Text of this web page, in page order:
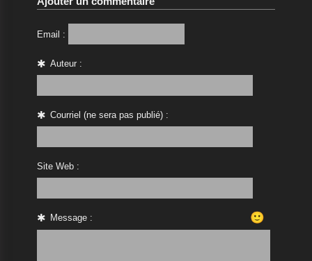
Email :
Auteur :
Courriel (ne sera pas publié) :
Site Web :
Message : 🙂